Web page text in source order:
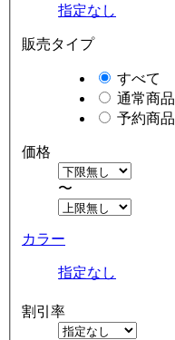
指定なし
販売タイプ
すべて
通常商品
予約商品
価格
〜
カラー
指定なし
割引率